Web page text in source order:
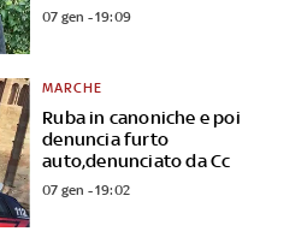
07 gen - 19:09
Ruba in canoniche e poi
denuncia furto
auto,denunciato da Cc
MARCHE
07 gen - 19:02